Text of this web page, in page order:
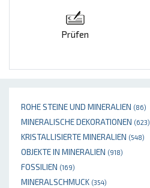
ROHE STEINE UND MINERALIEN (86)
MINERALISCHE DEKORATIONEN (623)
KRISTALLISIERTE MINERALIEN (548)
OBJEKTE IN MINERALIEN (918)
FOSSILIEN (169)
MINERALSCHMUCK (354)
Prüfen